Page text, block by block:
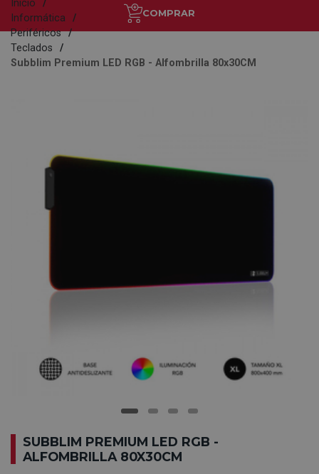
COMPRAR
Inicio
Informática
Periféricos
Teclados
Subblim Premium LED RGB - Alfombrilla 80x30CM
SUBBLIM PREMIUM LED RGB -
ALFOMBRILLA 80X30CM